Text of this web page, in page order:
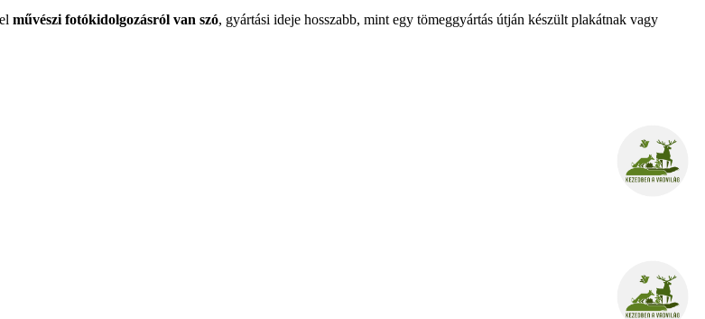
művészi fotókidolgozásról van szó, gyártási ideje hosszabb, mint egy tömeggyártás útján készült plakátnak vagy